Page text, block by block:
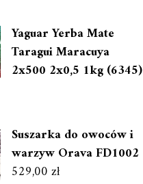
Yaguar Yerba Mate
Taragui Maracuya
2x500 2x0,5 1kg (6345)
Suszarka do owoców i
warzyw Orava FD1002
529,00zł